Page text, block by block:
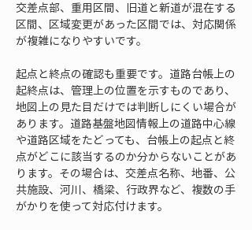
交差点部、重用区間、旧道と新道が混在する
区間、区域変更があった区間では、対応関係
が複雑になりやすいです。
起点と終点の確認も重要です。道路台帳上の
起終点は、管理上の位置を示すものであり、
地図上の見た目だけでは判断しにくい場合が
あります。道路基盤地図情報上の道路中心線
や道路区域をたどっても、台帳上の起点と終
点がどこに該当するのか分からないことがあ
ります。その場合は、交差点名称、地番、公
共施設、河川、橋梁、行政界など、複数の手
がかりを使って対応付けます。